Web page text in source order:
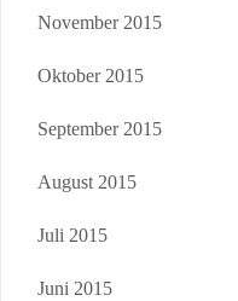
November 2015
Oktober 2015
September 2015
August 2015
Juli 2015
Juni 2015